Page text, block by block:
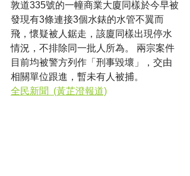
敦道335號的一幢商業大廈同樣於今早被
發現有3條連接3個水錶的水管不翼而
飛，懷疑被人鋸走，該廈同樣出現停水
情況，不排除同一批人所為。 兩宗案件
目前均被警方列作「刑事毀壞」，交由
相關單位跟進，暫未有人被捕。
全民新聞  (黃芷澄報道)